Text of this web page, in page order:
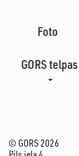
Foto
GORS telpas
© GORS 2026